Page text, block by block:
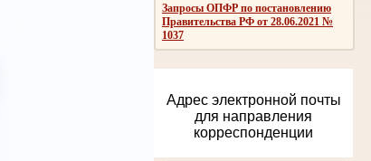
Запросы ОПФР по постановлению
Правительства РФ от 28.06.2021 №
1037
Адрес электронной почты
для направления
корреспонденции